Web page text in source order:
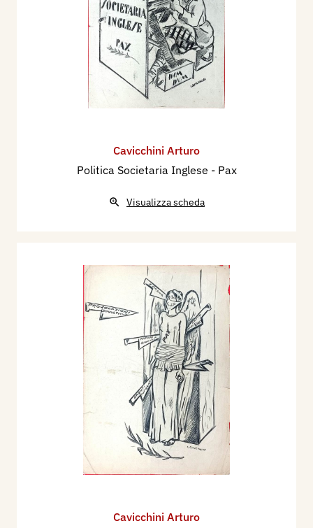
Cavicchini Arturo
Politica Societaria Inglese - Pax
Visualizza scheda
Cavicchini Arturo